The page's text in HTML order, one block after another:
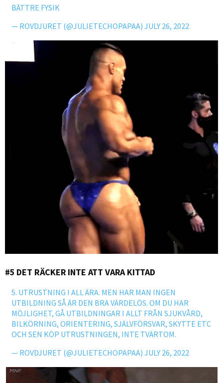
BÄTTRE FYSIK
— ROVDJURET (@JULIETECHOPAPAA) JULY 26, 2022
#5 DET RÄCKER INTE ATT VARA KITTAD
5. UTRUSTNING I ALL ÄRA. MEN HAR MAN INGEN
UTBILDNING SÅ ÄR DEN BRA VÄRDELÖS. OM DU HAR
MÖJLIGHET, GÅ UTBILDNINGAR I ALLT FRÅN SJUKVÅRD,
BILKÖRNING, ORIENTERING, SJÄLVFÖRSVAR, SKYTTE ETC
OCH SEN KÖP UTRUSTNINGEN, INTE TVÄRTOM.
— ROVDJURET (@JULIETECHOPAPAA) JULY 26, 2022